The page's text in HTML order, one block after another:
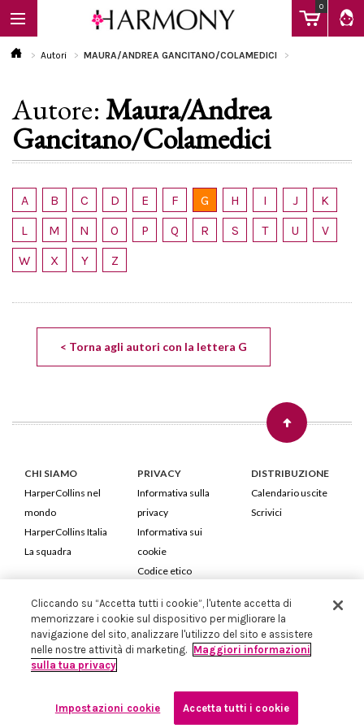
0
EBOOK
LIBRI
Calendario
Autori MAURA/ANDREA GANCITANO/COLAMEDICI
Autore:Maura/Andrea
Gancitano/Colamedici
A B C D E F G H I J
K
L
M N O P Q R S T U
V
W
X Y Z
< Torna agli autori con la lettera G
CHI SIAMO
HarperCollins nel
mondo
HarperCollins Italia
La squadra
PRIVACY
Informativa sulla
privacy
Informativa sui
cookie
Codice etico
DISTRIBUZIONE
Calendario uscite
Scrivici
HarperCollins Italia S.p.A. Viale Monte Nero, 84 - 20135 Milano
Cod. Fiscale e P.IVA 05946780151 - Capitale Sociale 258.250 €
Iscritta in Milano al Registro delle imprese nr.198004 e REA nr.1051898
Cliccando su “Accetta tutti i cookie”, l'utente accetta di
memorizzare i cookie sul dispositivo per migliorare la
navigazione del sito, analizzare l'utilizzo del sito e assistere
nelle nostre attività di marketing. Maggiori informazioni
sulla tua privacy
Impostazioni cookie Accetta tutti i cookie